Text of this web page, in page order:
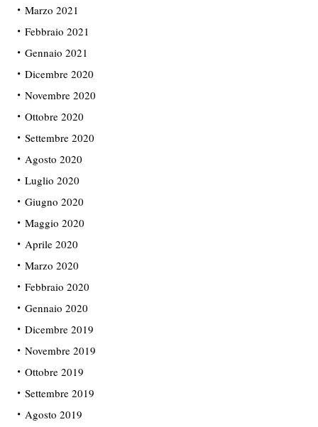
Marzo 2021
Febbraio 2021
Gennaio 2021
Dicembre 2020
Novembre 2020
Ottobre 2020
Settembre 2020
Agosto 2020
Luglio 2020
Giugno 2020
Maggio 2020
Aprile 2020
Marzo 2020
Febbraio 2020
Gennaio 2020
Dicembre 2019
Novembre 2019
Ottobre 2019
Settembre 2019
Agosto 2019